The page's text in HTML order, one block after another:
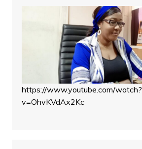
https://www.youtube.com/watch?
v=OhvKVdAx2Kc